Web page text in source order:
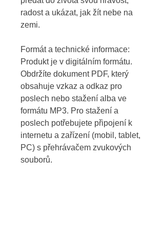
radost a ukázat, jak žít nebe na
zemi.
Formát a technické informace:
Produkt je v digitálním formátu.
Obdržíte dokument PDF, který
obsahuje vzkaz a odkaz pro
poslech nebo stažení alba ve
formátu MP3. Pro stažení a
poslech potřebujete připojení k
internetu a zařízení (mobil, tablet,
PC) s přehrávačem zvukových
souborů.